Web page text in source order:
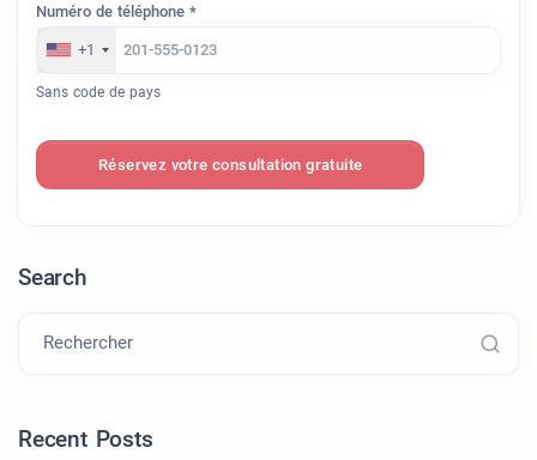
Numéro de téléphone *
+1
Sans code de pays
Réservez votre consultation gratuite
Search
Rechercher
Recent Posts